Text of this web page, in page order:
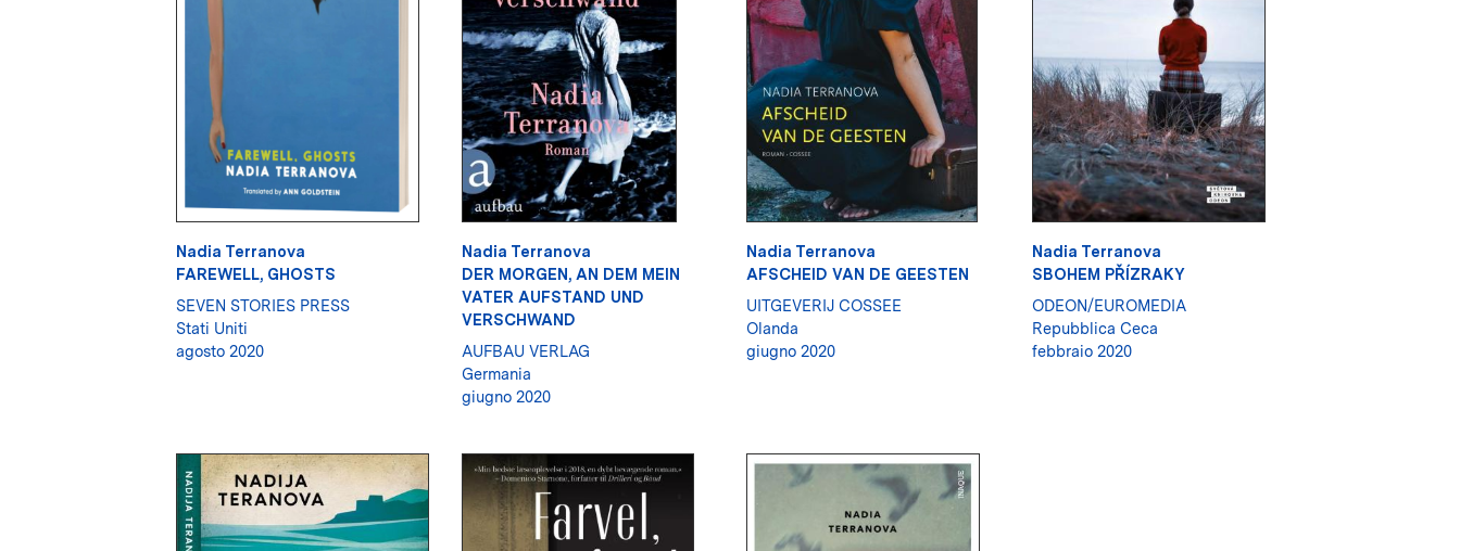
Nadia Terranova
FAREWELL, GHOSTS
SEVEN STORIES PRESS
Stati Uniti
agosto 2020
Nadia Terranova
DER MORGEN, AN DEM MEIN
VATER AUFSTAND UND
VERSCHWAND
AUFBAU VERLAG
Germania
giugno 2020
Nadia Terranova
AFSCHEID VAN DE GEESTEN
UITGEVERIJ COSSEE
Olanda
giugno 2020
Nadia Terranova
SBOHEM PŘÍZRAKY
ODEON/EUROMEDIA
Repubblica Ceca
febbraio 2020